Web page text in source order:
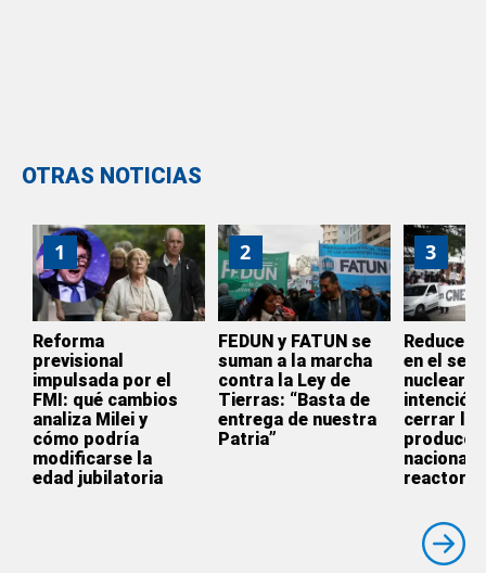
OTRAS NOTICIAS
1
Reforma
previsional
impulsada por el
FMI: qué cambios
analiza Milei y
cómo podría
modificarse la
edad jubilatoria
2
FEDUN y FATUN se
suman a la marcha
contra la Ley de
Tierras: “Basta de
entrega de nuestra
Patria”
3
Reducen
en el
nuclear:
intención
cerrar la
nacional